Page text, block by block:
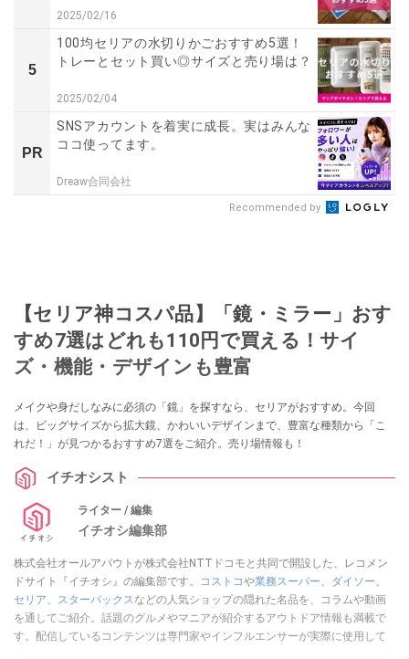
2025/02/16
5
100均セリアの水切りかごおすすめ5選！
トレーとセット買い◎サイズと売り場は？
2025/02/04
PR
SNSアカウントを着実に成長。実はみんな
ココ使ってます。
Dreaw合同会社
Recommended by
【セリア神コスパ品】「鏡・ミラー」おす
すめ7選はどれも110円で買える！サイ
ズ・機能・デザインも豊富
メイクや身だしなみに必須の「鏡」を探すなら、セリアがおすすめ。今回
は、ビッグサイズから拡大鏡、かわいいデザインまで、豊富な種類から「こ
れだ！」が見つかるおすすめ7選をご紹介。売り場情報も！
イチオシスト
ライター / 編集
イチオシ編集部
株式会社オールアバウトが株式会社NTTドコモと共同で開設した、レコメン
ドサイト『イチオシ』の編集部です。
コストコや業務スーパー ダイソー
セリア
スターバックス などの人気ショップの隠れた名品を、コラムや動画
を通してご紹介。話題のグルメやマニアが紹介するアウトドア情報も満載で
す。配信しているコンテンツは専門家やインフルエンサーが実際に使用して